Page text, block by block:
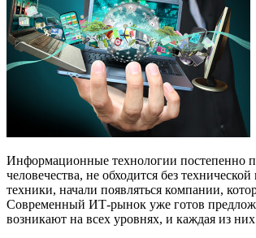
Информационные технологии постепенно
человечества, не обходится без
техники, начали появляться компании,
Современный ИТ-рынок уже готов
возникают на всех уровнях, и каждая из них